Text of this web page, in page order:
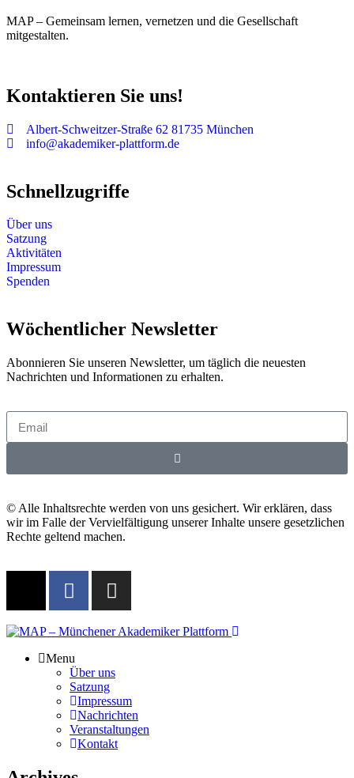
MAP – Gemeinsam lernen, vernetzen und die Gesellschaft
mitgestalten.
Kontaktieren Sie uns!
Albert-Schweitzer-Straße 62 81735 München
info@akademiker-plattform.de
Schnellzugriffe
Über uns
Satzung
Aktivitäten
Impressum
Spenden
Wöchentlicher Newsletter
Abonnieren Sie unseren Newsletter, um täglich die neuesten
Nachrichten und Informationen zu erhalten.
© Alle Inhaltsrechte werden von uns gesichert. Wir erklären, dass
wir im Falle der Vervielfältigung unserer Inhalte unsere gesetzlichen
Rechte geltend machen.
Menu
Über uns
Satzung
Impressum
Nachrichten
Veranstaltungen
Kontakt